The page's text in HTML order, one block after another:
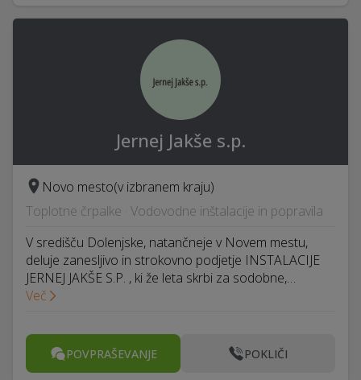
Jernej Jakše s.p.
Novo mesto(v izbranem kraju)
Toplotne črpalke · Vodovodne inštalacije in popravila
V središču Dolenjske, natančneje v Novem mestu,
deluje zanesljivo in strokovno podjetje INSTALACIJE
JERNEJ JAKŠE S.P. , ki že leta skrbi za sodobne,…
Več
POVPRAŠEVANJE POKLIČI